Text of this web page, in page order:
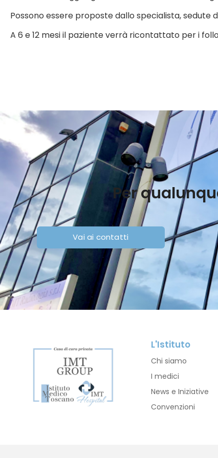
Possono essere proposte dallo specialista, sedute
A 6 e 12 mesi il paziente verrà ricontattato per i
Per
Vai ai contatti
L'Istituto
Chi siamo
I medici
News e Iniziative
Convenzioni